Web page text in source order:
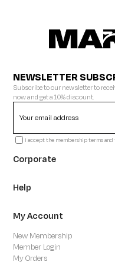
NEWSLETTER
Subscribe to our newsletter to
now and get a 10% discount.
I accept the membership terms
Corporate
Help
My Account
New Membership
Member Login
My Orders